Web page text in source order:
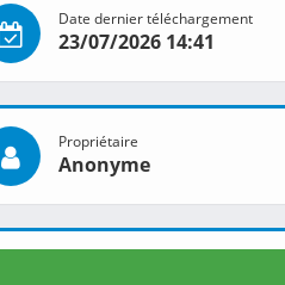
Date dernier téléchargement
23/07/2026 14:41
Propriétaire
Anonyme